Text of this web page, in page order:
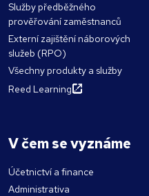
Služby předběžného
prověřování zaměstnanců
Externí zajištění náborových
služeb (RPO)
Všechny produkty a služby
Reed Learning
V čem se vyznáme
Účetnictví a finance
Administrativa